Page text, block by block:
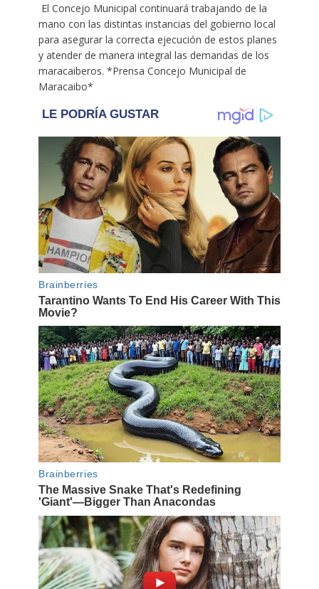
El Concejo Municipal continuará trabajando de la
mano con las distintas instancias del gobierno local
para asegurar la correcta ejecución de estos planes
y atender de manera integral las demandas de los
maracaiberos. *Prensa Concejo Municipal de
Maracaibo*